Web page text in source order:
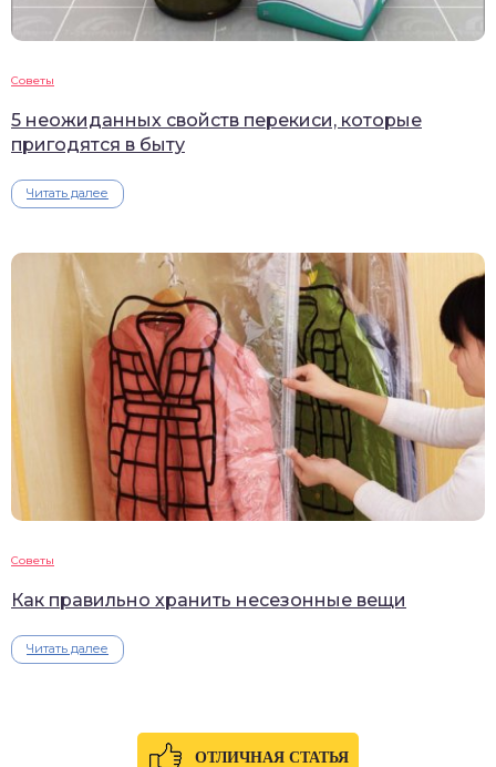
Советы
5 неожиданных свойств перекиси, которые
пригодятся в быту
Читать далее
Советы
Как правильно хранить несезонные вещи
Читать далее
ОТЛИЧНАЯ СТАТЬЯ